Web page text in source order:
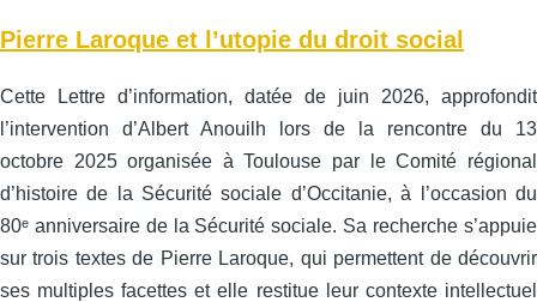
Pierre Laroque et l’utopie du droit social
Cette Lettre d’information, datée de juin 2026, approfondit
l’intervention d’Albert Anouilh lors de la rencontre du 13
octobre 2025 organisée à Toulouse par le Comité régional
d’histoire de la Sécurité sociale d’Occitanie, à l’occasion du
80ᵉ anniversaire de la Sécurité sociale. Sa recherche s’appuie
sur trois textes de Pierre Laroque, qui permettent de découvrir
ses multiples facettes et elle restitue leur contexte intellectuel